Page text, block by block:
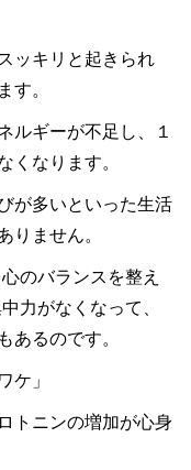
ッキリと起きられ
す。
ルギーが不足し、１
くなります。
が多いといった生活
りません。
のバランスを整え
力がなくなって、
あるのです。
ケ」
トニンの増加が心身